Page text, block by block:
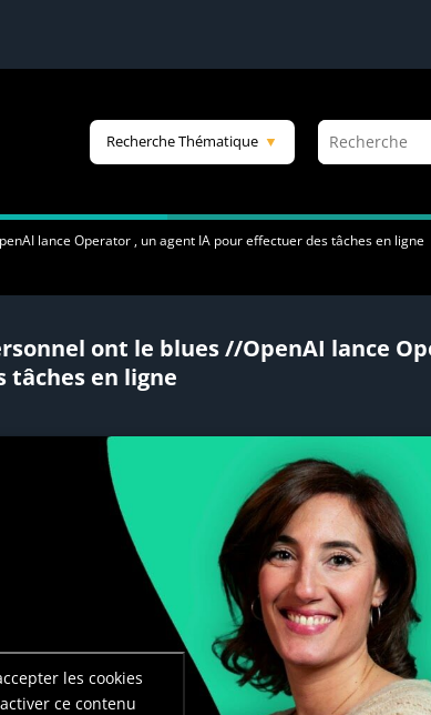
Recherche Thématique ▼
R
e
h
e
c
e
lance Operator , un agent IA pour effectuer des tâches en ligne
ont le blues //OpenAI lance
tâches en ligne
les cookies
ce contenu